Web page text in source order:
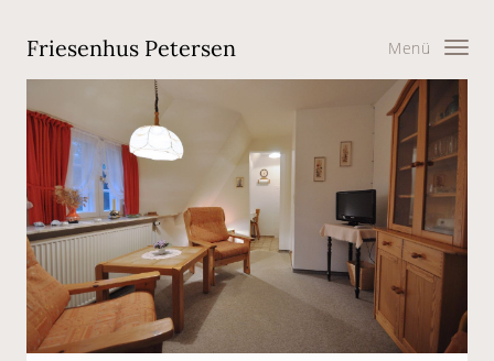
Friesenhus Petersen Menü